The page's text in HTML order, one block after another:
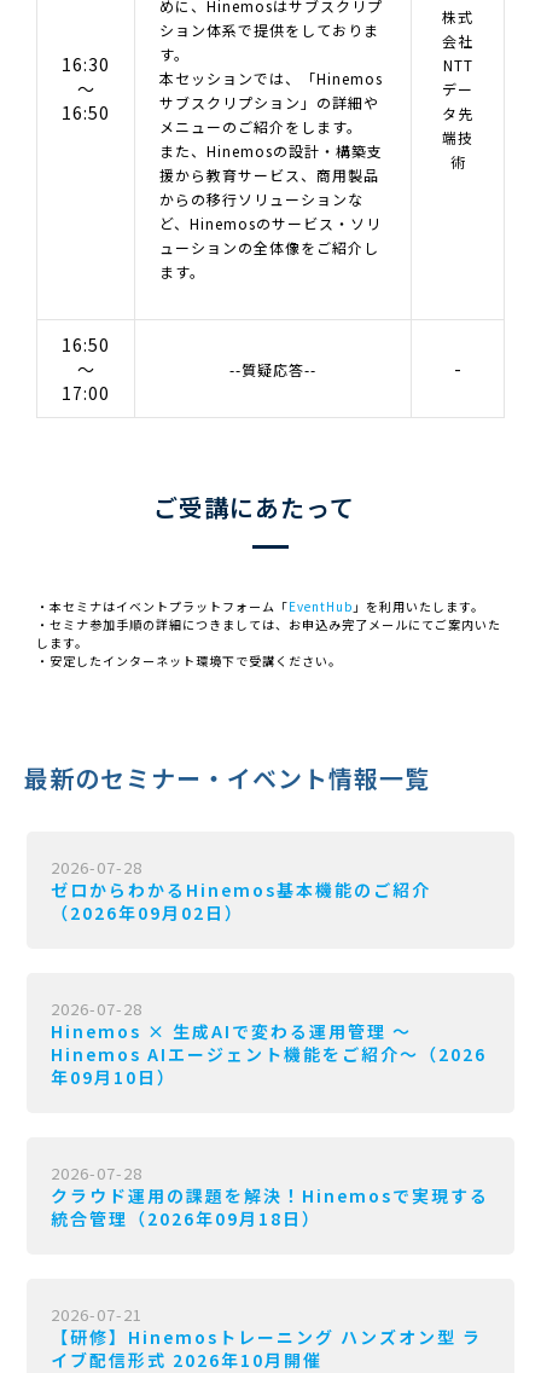
16:30
～
16:50
株式
会社
NTT
デー
タ先
端技
術
めに、Hinemosはサブスクリプ
ション体系で提供をしておりま
す。
本セッションでは、「Hinemos
サブスクリプション」の詳細や
メニューのご紹介をします。
また、Hinemosの設計・構築支
援から教育サービス、商用製品
からの移行ソリューションな
ど、Hinemosのサービス・ソリ
ューションの全体像をご紹介し
ます。
16:50
～
17:00
--質疑応答-- -
ご受講にあたって
・本セミナはイベントプラットフォーム「EventHub 」を利用いたします。
・セミナ参加手順の詳細につきましては、お申込み完了メールにてご案内いた
します。
・安定したインターネット環境下で受講ください。
最新のセミナー・イベント情報一覧
2026-07-28
ゼロからわかるHinemos基本機能のご紹介
（2026年09月02日）
2026-07-28
Hinemos × 生成AIで変わる運用管理 〜
Hinemos AIエージェント機能をご紹介〜（2026
年09月10日）
2026-07-28
クラウド運用の課題を解決！Hinemosで実現する
統合管理（2026年09月18日）
2026-07-21
【研修】Hinemosトレーニング ハンズオン型 ラ
イブ配信形式 2026年10月開催